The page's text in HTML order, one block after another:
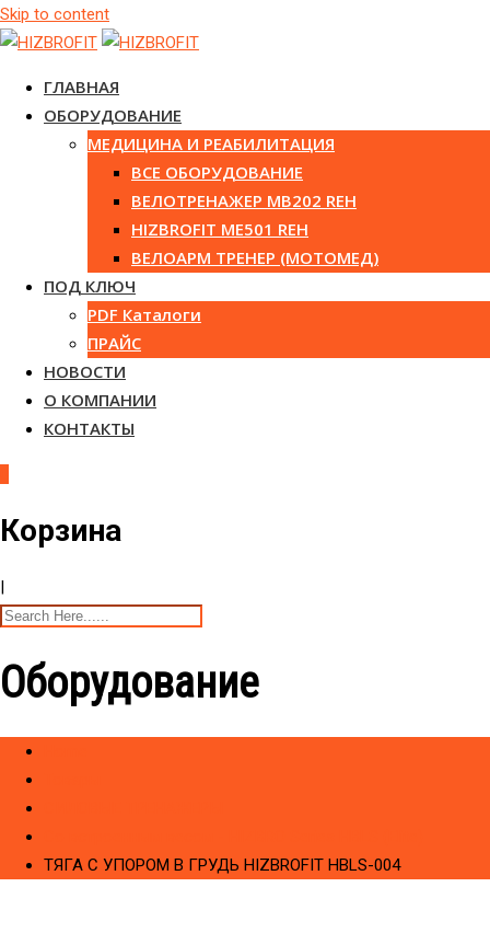
Skip to content
ГЛАВНАЯ
ОБОРУДОВАНИЕ
МЕДИЦИНА И РЕАБИЛИТАЦИЯ
ВСЕ ОБОРУДОВАНИЕ
ВЕЛОТРЕНАЖЕР MB202 REH
HIZBROFIT ME501 REH
ВЕЛОАРМ ТРЕНЕР (МОТОМЕД)
ПОД КЛЮЧ
PDF Каталоги
ПРАЙС
НОВОСТИ
О КОМПАНИИ
КОНТАКТЫ
Корзина
Оборудование
ТЯГА С УПОРОМ В ГРУДЬ HIZBROFIT HBLS-004